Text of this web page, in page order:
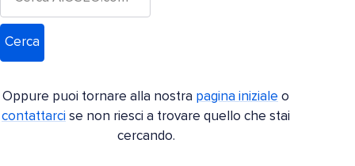
Oppure puoi tornare alla nostra pagina iniziale o
contattarci se non riesci a trovare quello che stai
cercando.